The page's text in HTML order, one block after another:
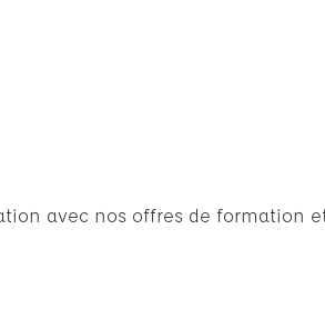
avec nos offres de formation